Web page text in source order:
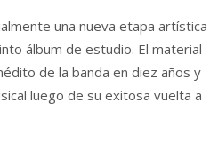
una nueva etapa artística
álbum de estudio. El material
de la banda en diez años y
luego de su exitosa vuelta a